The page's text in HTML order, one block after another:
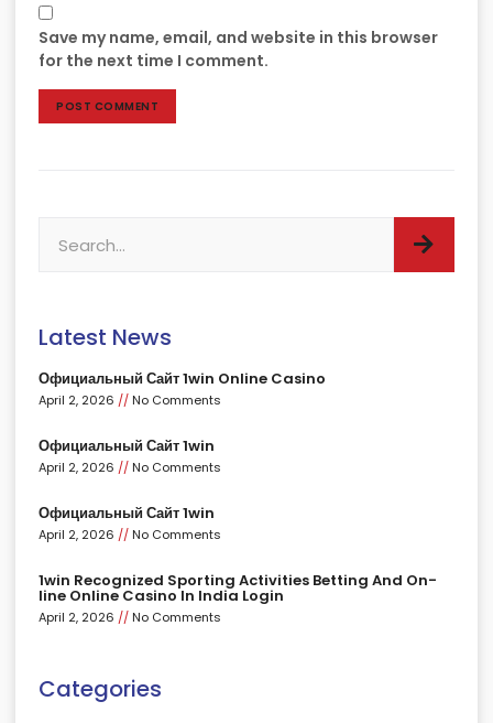
Save my name, email, and website in this browser
for the next time I comment.
Latest News
Официальный Сайт 1win Online Casino
April 2, 2026 No Comments
Официальный Сайт 1win
April 2, 2026 No Comments
Официальный Сайт 1win
April 2, 2026 No Comments
1win Recognized Sporting Activities Betting And On-
line Online Casino In India Login
April 2, 2026 No Comments
Categories